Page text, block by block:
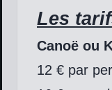
Les
Canoë ou
12 € par